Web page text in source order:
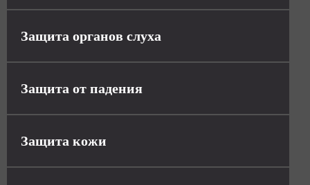
Защита органов слуха
Защита от падения
Защита кожи